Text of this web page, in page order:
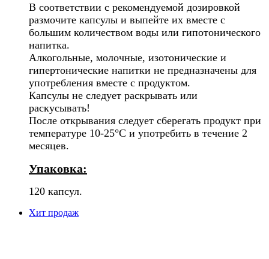
В соответствии с рекомендуемой дозировкой
размочите капсулы и выпейте их вместе с
большим количеством воды или гипотонического
напитка.
Алкогольные, молочные, изотонические и
гипертонические напитки не предназначены для
употребления вместе с продуктом.
Капсулы не следует раскрывать или
раскусывать!
После открывания следует сберегать продукт при
температуре 10-25°C и употребить в течение 2
месяцев.
Упаковка:
120 капсул.
Хит продаж